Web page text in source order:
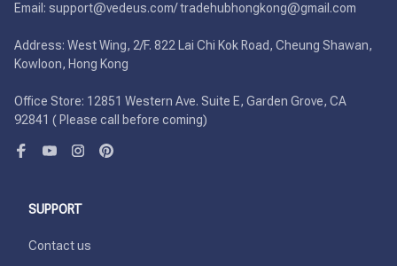
Email: support@vedeus.com/ tradehubhongkong@gmail.com
Address: West Wing, 2/F. 822 Lai Chi Kok Road, Cheung Shawan,
Kowloon, Hong Kong
Office Store: 12851 Western Ave. Suite E, Garden Grove, CA
92841 ( Please call before coming)
SUPPORT
Contact us